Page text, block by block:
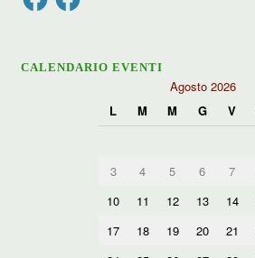
CALENDARIO EVENTI
Agosto 2026
L
M M G V
3
4 5 6 7
10 11 12 13 14
17
18 19 20 21